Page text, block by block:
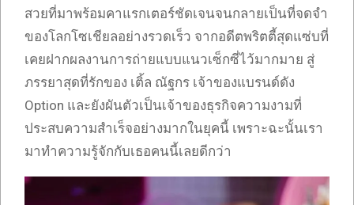
สวยที่มาพร้อมคาแรกเตอร์ชัดเจนจนกลายเป็นที่จดจำ
ของโลกโซเชียลอย่างรวดเร็ว จากอดีตพริตตี้สุดแซ่บที่
เคยฝากผลงานการถ่ายแบบแนวเซ็กซี่ไว้มากมาย สู่
ภรรยาสุดที่รักของ เติ้ล ณัฐกร เจ้าของแบรนด์ดัง
Option และยังผันตัวเป็นเจ้าของธุรกิจความงามที่
ประสบความสำเร็จอย่างมากในยุคนี้ เพราะฉะนั้นเรา
มาทำความรู้จักกับเธอคนนี้เลยดีกว่า